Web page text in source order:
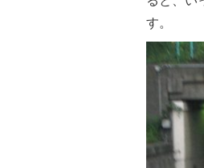
す。